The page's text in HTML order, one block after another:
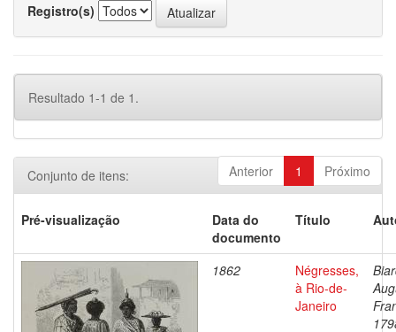
Registro(s)
Resultado 1-1 de 1.
Anterior 1 Próximo
Conjunto de itens:
Pré-visualização
Data do
documento
Título
1862
Négresses,
à Rio-de-
Janeiro